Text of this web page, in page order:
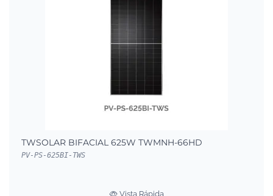
TWSOLAR BIFACIAL 625W TWMNH-66HD
PV-PS-625BI-TWS
Vista Rápida